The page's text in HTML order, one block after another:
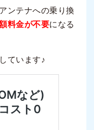
ンテナへの乗り換
料金が不要になる
ています♪